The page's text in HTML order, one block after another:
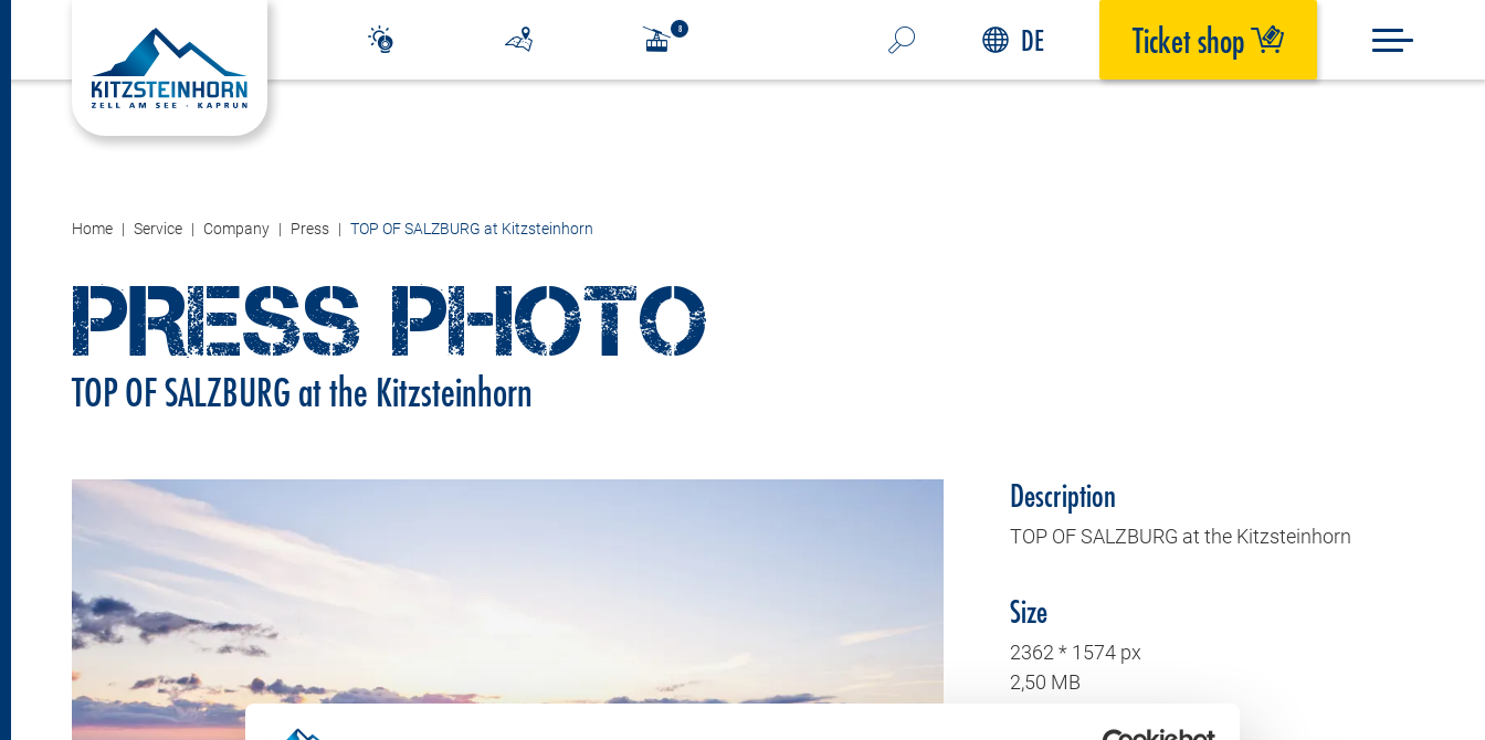
DE Ticket shop
Home Service Company Press TOP OF SALZBURG at Kitzsteinhorn
PRESS PHOTO
TOP OF SALZBURG at the Kitzsteinhorn
Description
TOP OF SALZBURG at the Kitzsteinhorn
Size
2362 * 1574 px
2,50 MB